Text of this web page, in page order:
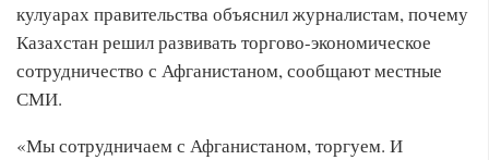
кулуарах правительства объяснил журналистам, почему
Казахстан решил развивать торгово-экономическое
сотрудничество с Афганистаном, сообщают местные
СМИ.
«Мы сотрудничаем с Афганистаном, торгуем. И